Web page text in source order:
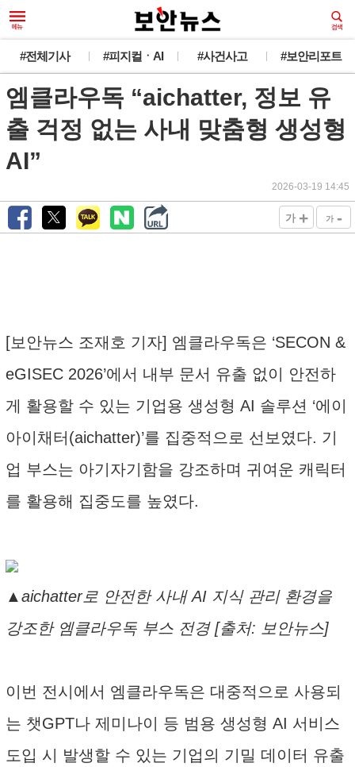
#전체기사 #피지컬ㆍAI #사건사고 #보안리포트
엠클라우독 “aichatter, 정보 유
출 걱정 없는 사내 맞춤형 생성형
AI”
2026-03-19 14:45
가 + 가 -
[보안뉴스 조재호 기자] 엠클라우독은 ‘SECON &
eGISEC 2026’에서 내부 문서 유출 없이 안전하
게 활용할 수 있는 기업용 생성형 AI 솔루션 ‘에이
아이채터(aichatter)’를 집중적으로 선보였다. 기
업 부스는 아기자기함을 강조하며 귀여운 캐릭터
를 활용해 집중도를 높였다.
▲aichatter로 안전한 사내 AI 지식 관리 환경을
강조한 엠클라우독 부스 전경 [출처: 보안뉴스]
이번 전시에서 엠클라우독은 대중적으로 사용되
는 챗GPT나 제미나이 등 범용 생성형 AI 서비스
도입 시 발생할 수 있는 기업의 기밀 데이터 유출